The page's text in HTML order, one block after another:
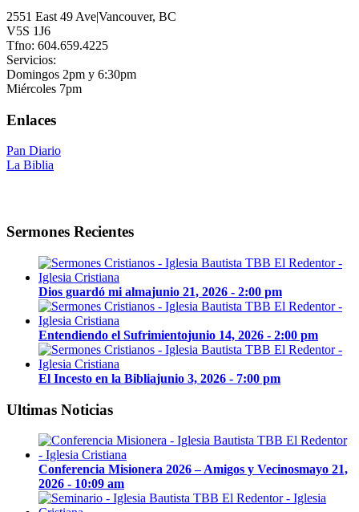
2551 East 49 Ave|Vancouver, BC
V5S 1J6
Tfno: 604.659.4225
Servicios:
Domingos 2pm y 6:30pm
Miércoles 7pm
Enlaces
Pan Diario
La Biblia
Sermones Recientes
Dios guardó mi almajunio 21, 2026 - 2:00 pm
Entendiendo el Sufrimientojunio 14, 2026 - 2:00 pm
El Incesto en la Bibliajunio 3, 2026 - 7:00 pm
Ultimas Noticias
Conferencia Misionera 2026 – Amigos y Vecinosmayo 21,
2026 - 10:09 am